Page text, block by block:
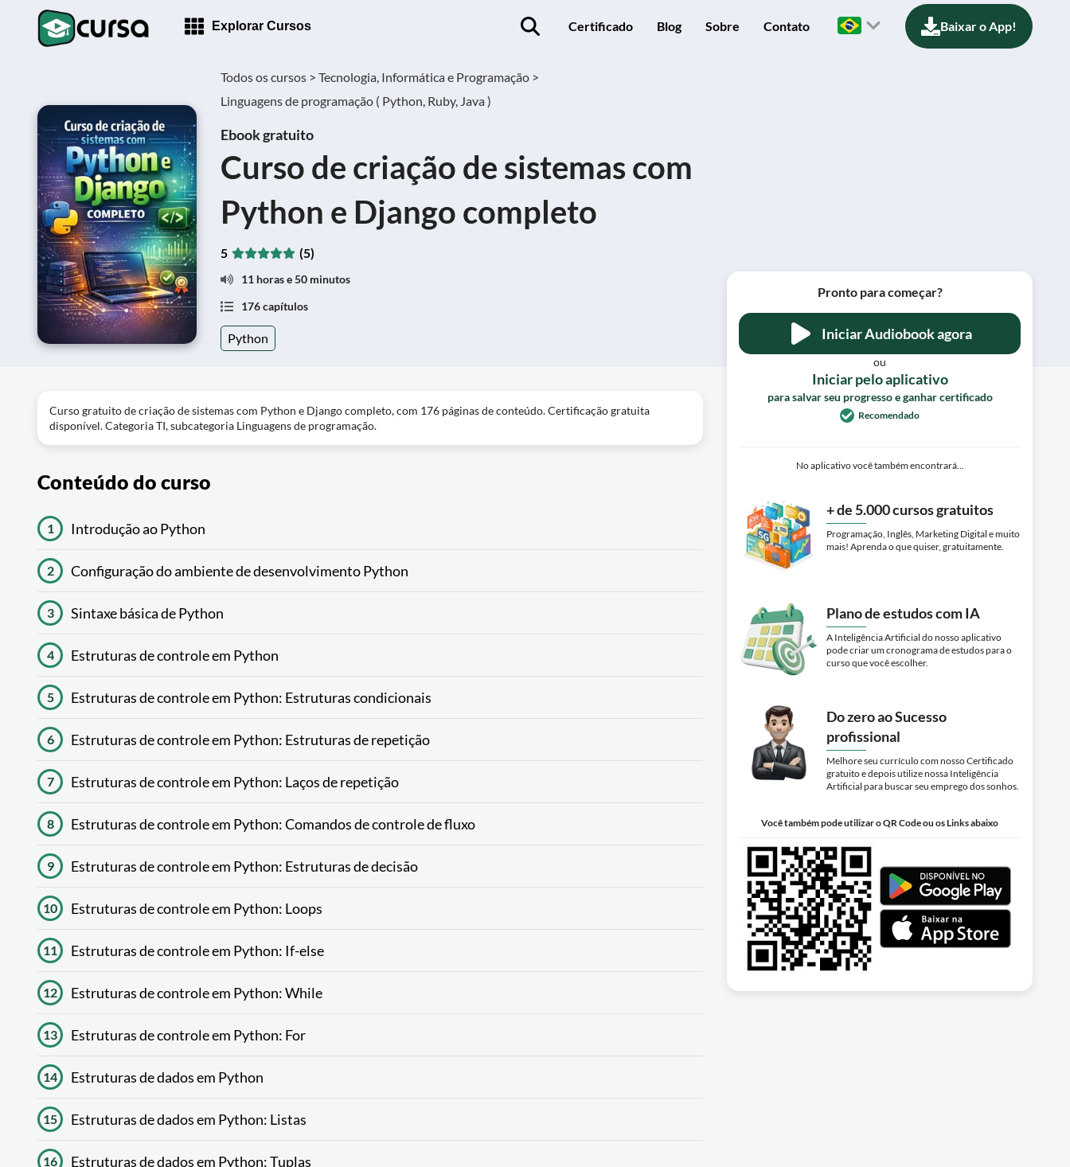
Explorar Cursos Certificado Blog Sobre Contato Baixar o App!
Todos os cursos > Tecnologia, Informática e Programação >
Linguagens de programação ( Python, Ruby, Java )
Ebook gratuito
Curso de criação de sistemas com
Python e Django completo
5 (5)
11 horas e 50 minutos
176 capítulos
Python
Curso gratuito de criação de sistemas com Python e Django completo, com 176 páginas de conteúdo. Certificação gratuita
disponível. Categoria TI, subcategoria Linguagens de programação.
Conteúdo do curso
1 Introdução ao Python
2 Configuração do ambiente de desenvolvimento Python
3 Sintaxe básica de Python
4 Estruturas de controle em Python
5 Estruturas de controle em Python: Estruturas condicionais
6 Estruturas de controle em Python: Estruturas de repetição
7 Estruturas de controle em Python: Laços de repetição
8 Estruturas de controle em Python: Comandos de controle de fluxo
9 Estruturas de controle em Python: Estruturas de decisão
10 Estruturas de controle em Python: Loops
11 Estruturas de controle em Python: If-else
12 Estruturas de controle em Python: While
13 Estruturas de controle em Python: For
14 Estruturas de dados em Python
15 Estruturas de dados em Python: Listas
16 Estruturas de dados em Python: Tuplas
Pronto para começar?
Iniciar Audiobook agora
ou
Iniciar pelo aplicativo
para salvar seu progresso e ganhar certificado
Recomendado
No aplicativo você também encontrará...
+ de 5.000 cursos gratuitos
Programação, Inglês, Marketing Digital e muito
mais! Aprenda o que quiser, gratuitamente.
Plano de estudos com IA
A Inteligência Artificial do nosso aplicativo
pode criar um cronograma de estudos para o
curso que você escolher.
Do zero ao Sucesso
profissional
Melhore seu currículo com nosso Certificado
gratuito e depois utilize nossa Inteligência
Artificial para buscar seu emprego dos sonhos.
Você também pode utilizar o QR Code ou os Links abaixo